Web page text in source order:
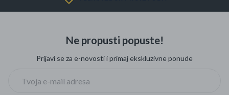
Ne propusti popuste!
Prijavi se za e-novosti i primaj ekskluzivne ponude